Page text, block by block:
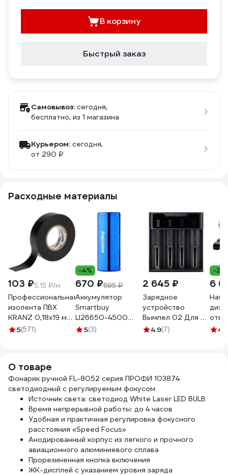
В корзину
Быстрый заказ
Самовывоз: сегодня,
бесплатно, из 1 магазина
Курьером: сегодня,
от 290 ₽
Расходные материалы
103 ₽5.15 ₽/м
Профессиональная
изолента ПВХ
KRANZ 0,18х19 мм,
20 м, черная KR-
5(571)
-4%
670 ₽695 ₽
Аккумулятор
Smartbuy
LI26650-4500
mAh (25/200)
5(3)
2 645 ₽
Зарядное
устройство
Вымпел 02 Для 4-
х Li-ion/Ni-MH/Ni-
4.9(7)
-
6
4.9
О товаре
Фонарик ручной FL-8052 серия ПРОФИ 103874
светодиодный с регулируемым фокусом
Источник света: светодиод White Laser LED BULB
Время непрерывной работы: до 4 часов
Удобная и практичная регулировка фокусного
расстояния «Speed Focus»
Анодированный корпус из легкого и прочного
авиационного алюминиевого сплава
Прорезиненная кнопка включения
ЖК-дисплей с указанием уровня заряда